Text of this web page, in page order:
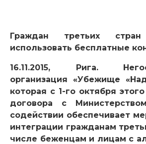
Граждан третьих
использовать бесплатные
16.11.2015, Рига.
организация «Убежище
которая с 1-го октября
договора с
содействии обеспечивает
интеграции гражданам
числе беженцам и лицам с